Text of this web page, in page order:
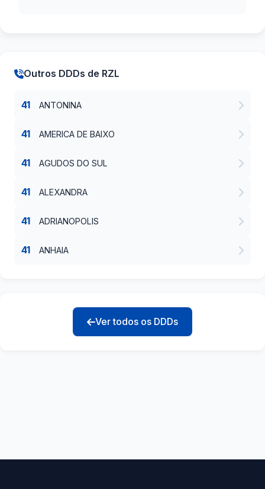
Outros DDDs de RZL
41 ANTONINA
41 AMERICA DE BAIXO
41 AGUDOS DO SUL
41 ALEXANDRA
41 ADRIANOPOLIS
41 ANHAIA
Ver todos os DDDs